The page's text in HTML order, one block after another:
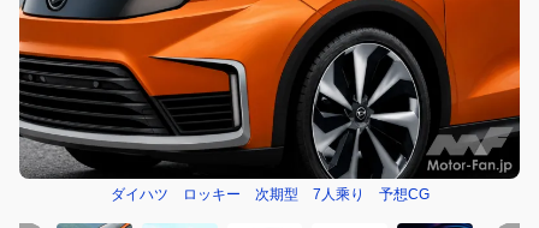
ダイハツ ロッキー 次期型 7人乘り 予想CG